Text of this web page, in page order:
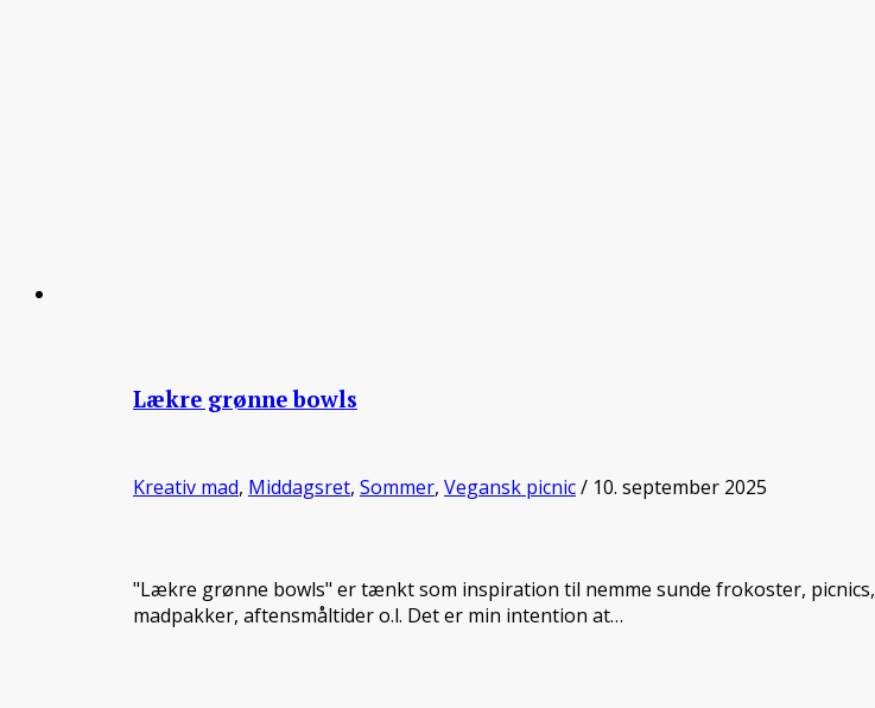
Lækre grønne bowls
Kreativ mad, Middagsret, Sommer, Vegansk picnic/ 10. september 2025
"Lækre grønne bowls" er tænkt som inspiration til nemme sunde frokoster, picnics,
madpakker, aftensmåltider o.l. Det er min intention at…